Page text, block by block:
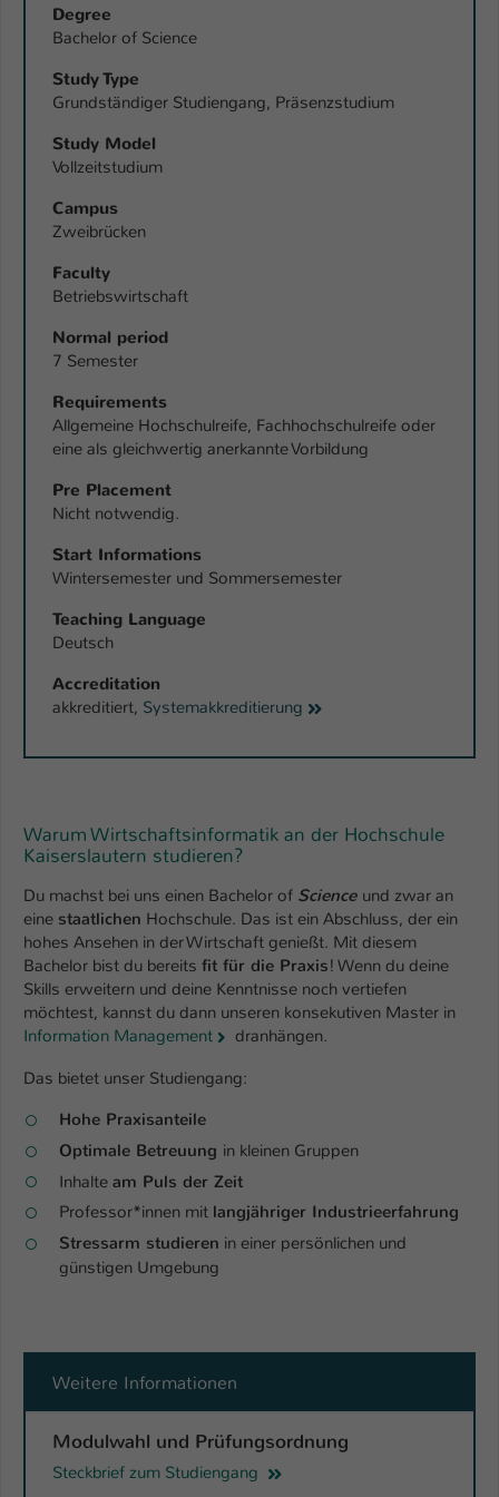
Degree
Bachelor of Science
Study Type
Grundständiger Studiengang, Präsenzstudium
Study Model
Vollzeitstudium
Campus
Zweibrücken
Faculty
Betriebswirtschaft
Normal period
7 Semester
Requirements
Allgemeine Hochschulreife, Fachhochschulreife oder
eine als gleichwertig anerkannte Vorbildung
Pre Placement
Nicht notwendig.
Start Informations
Wintersemester und Sommersemester
Teaching Language
Deutsch
Accreditation
akkreditiert, Systemakkreditierung
Warum Wirtschaftsinformatik an der Hochschule
Kaiserslautern studieren?
Du machst bei uns einen Bachelor of Science und zwar an
eine staatlichen Hochschule. Das ist ein Abschluss, der ein
hohes Ansehen in der Wirtschaft genießt. Mit diesem
Bachelor bist du bereits fit für die Praxis! Wenn du deine
Skills erweitern und deine Kenntnisse noch vertiefen
möchtest, kannst du dann unseren konsekutiven Master in
Information Management
dranhängen.
Das bietet unser Studiengang:
Hohe Praxisanteile
Optimale Betreuung in kleinen Gruppen
Inhalte am Puls der Zeit
Professor*innen mit langjähriger Industrieerfahrung
Stressarm studieren in einer persönlichen und
günstigen Umgebung
Weitere Informationen
Modulwahl und Prüfungsordnung
Steckbrief zum Studiengang
Name be_typo_user
Anbieter
Laufzeit 1 Tag
Zweck